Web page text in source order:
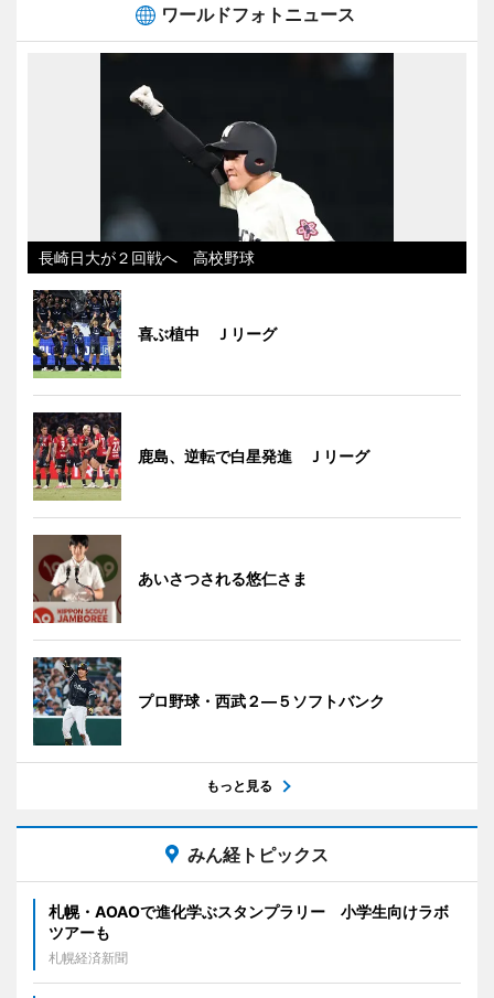
ワールドフォトニュース
長崎日大が２回戦へ 高校野球
喜ぶ植中 Ｊリーグ
鹿島、逆転で白星発進 Ｊリーグ
あいさつされる悠仁さま
プロ野球・西武２―５ソフトバンク
もっと見る
みん経トピックス
札幌・AOAOで進化学ぶスタンプラリー 小学生向けラボ
ツアーも
札幌経済新聞